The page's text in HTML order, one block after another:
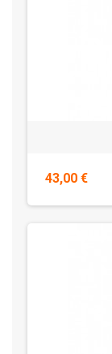
43,00 €